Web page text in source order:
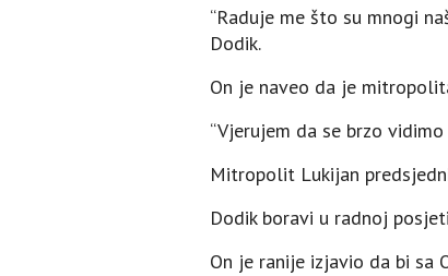
“Raduje me što su mnogi
Dodik.
On je naveo da je
“Vjerujem da se brzo
Mitropolit Lukijan
Dodik boravi u radnoj
On je ranije izjavio da bi sa